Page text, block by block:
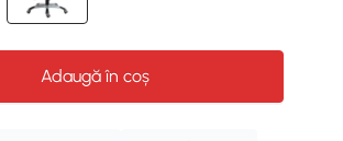
Adaugă în coș